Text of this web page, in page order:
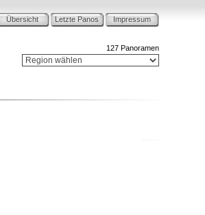
Impressum
Letzte Panos
Übersicht
127 Panoramen